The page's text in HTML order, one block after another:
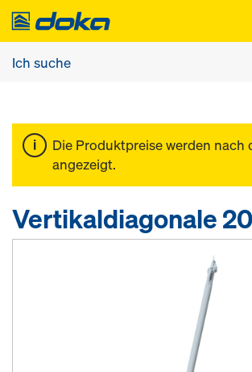
Die Produktpreise werden nach
angezeigt.
Vertikaldiagonale